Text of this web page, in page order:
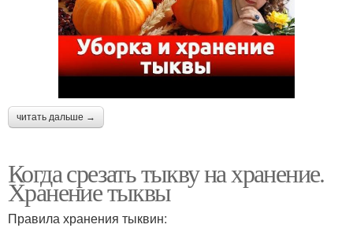
читать дальше →
Когда срезать тыкву на хранение.
Хранение тыквы
Правила хранения тыквин: